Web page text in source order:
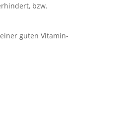
bzw.
guten Vitamin-